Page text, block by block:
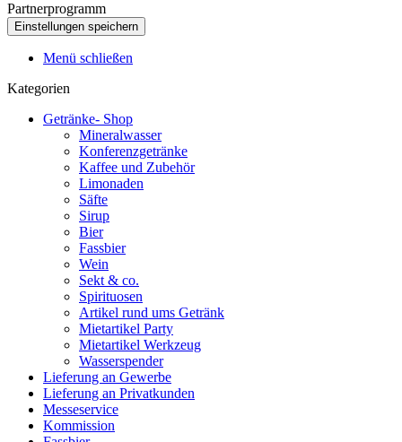
Partnerprogramm
Menü schließen
Kategorien
Getränke- Shop
Mineralwasser
Konferenzgetränke
Kaffee und Zubehör
Limonaden
Säfte
Sirup
Bier
Fassbier
Wein
Sekt & co.
Spirituosen
Artikel rund ums Getränk
Mietartikel Party
Mietartikel Werkzeug
Wasserspender
Lieferung an Gewerbe
Lieferung an Privatkunden
Messeservice
Kommission